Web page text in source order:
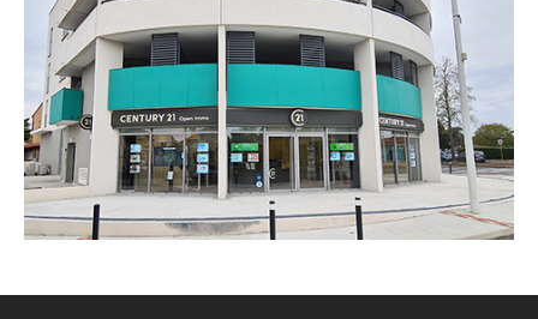
CENTURY 21 Open Immo
241-245 rue Gaston Doumergue
TOURNEFEUILLE - 31170
Envoyer un message
Téléphoner à l'agence